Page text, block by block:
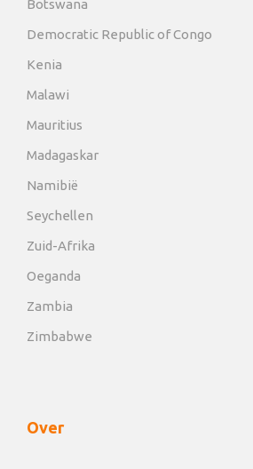
Botswana
Democratic Republic of Congo
Kenia
Malawi
Mauritius
Madagaskar
Namibië
Seychellen
Zuid-Afrika
Oeganda
Zambia
Zimbabwe
Over